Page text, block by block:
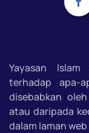
Yayasan
terhadap apa-
disebabkan
atau daripada
dalam laman web